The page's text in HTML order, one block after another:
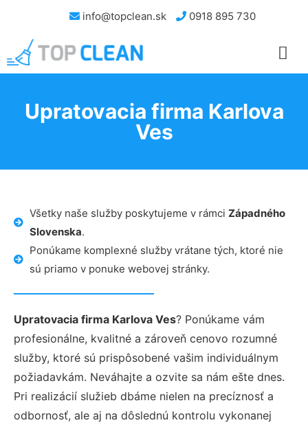
info@topclean.sk 0918 895 730
Upratovacia firma Karlova
Ves
Všetky naše služby poskytujeme v rámci Západného
Slovenska.
Ponúkame komplexné služby vrátane tých, ktoré nie
sú priamo v ponuke webovej stránky.
Upratovacia firma Karlova Ves? Ponúkame vám
profesionálne, kvalitné a zároveň cenovo rozumné
služby, ktoré sú prispôsobené vašim individuálnym
požiadavkám. Neváhajte a ozvite sa nám ešte dnes.
Pri realizácií služieb dbáme nielen na precíznosť a
odbornosť, ale aj na dôslednú kontrolu vykonanej